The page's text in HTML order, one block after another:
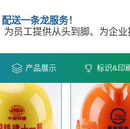
送一条龙服务！
为员工提供从头到脚、为企
产品展示 标识&印